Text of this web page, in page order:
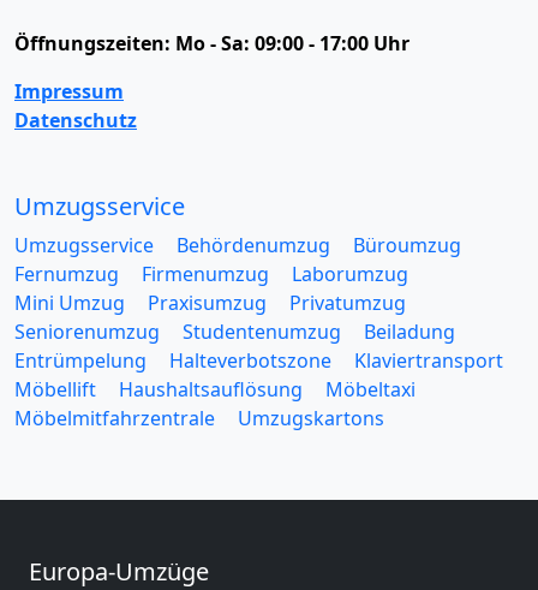
Öffnungszeiten: Mo - Sa: 09:00 - 17:00 Uhr
Impressum
Datenschutz
Umzugsservice
Umzugsservice Behördenumzug
Büroumzug
Fernumzug
Firmenumzug
Laborumzug
Mini Umzug
Praxisumzug
Privatumzug
Seniorenumzug
Studentenumzug
Beiladung
Entrümpelung
Halteverbotszone
Klaviertransport
Möbellift
Haushaltsauflösung
Möbeltaxi
Möbelmitfahrzentrale
Umzugskartons
Europa-Umzüge